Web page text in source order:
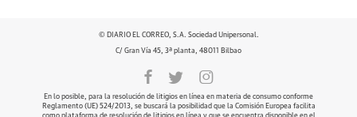
© DIARIO EL CORREO, S.A. Sociedad Unipersonal.
C/ Gran Vía 45, 3ª planta, 48011 Bilbao
En lo posible, para la resolución de litigios en línea en materia de consumo conforme
Reglamento (UE) 524/2013, se buscará la posibilidad que la Comisión Europea facilita